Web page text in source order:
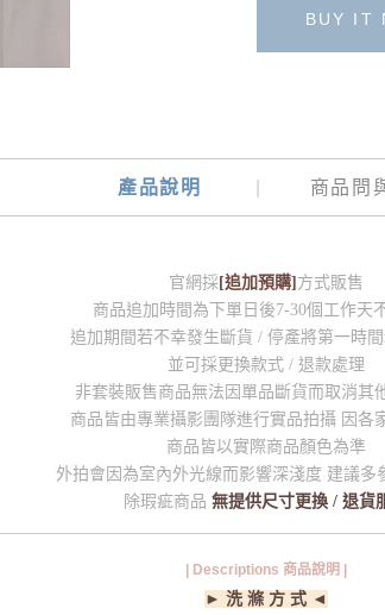
BUY IT
產品說明 商品問
官網採 [追加預購] 方式販售
商品追加時間為下單日後7-30個工作天
追加期間若不幸發生斷貨 / 停產將第一時
並可採更換款式 / 退款處理
非套裝販售商品無法因單品斷貨而取消其
商品皆由專業攝影團隊進行實品拍攝 因各
商品皆以實際商品顏色為準
外拍會因為室內外光線而影響深淺度 建議多
除瑕疵商品 無提供尺寸更換 / 退貨
| Descriptions 商品說明 |
► 洗 滌 方 式 ◄